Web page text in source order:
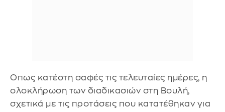
Οπως κατέστη σαφές τις τελευταίες ημέρες, η
ολοκλήρωση των διαδικασιών στη Βουλή,
σχετικά με τις προτάσεις που κατατέθηκαν για